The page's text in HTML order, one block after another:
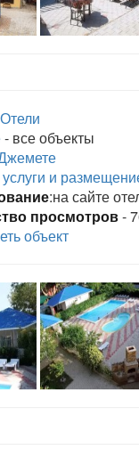
Отели
- все объекты
и
:на сайте
просмотров-
объект